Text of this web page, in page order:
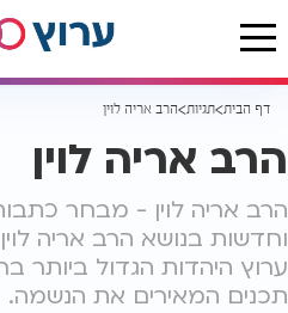
דף הבית תגיות הרב אריה לוין
הרב אריה לוין
הרב אריה לוין - מבחר
ערוץ היהדות הגדול ביותר
תכנים המאירים את הנשמה.